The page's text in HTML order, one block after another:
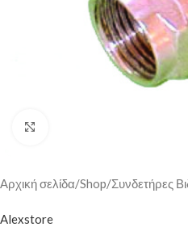
Αρχική σελίδα/Shop/Συνδετήρες
Alexstore